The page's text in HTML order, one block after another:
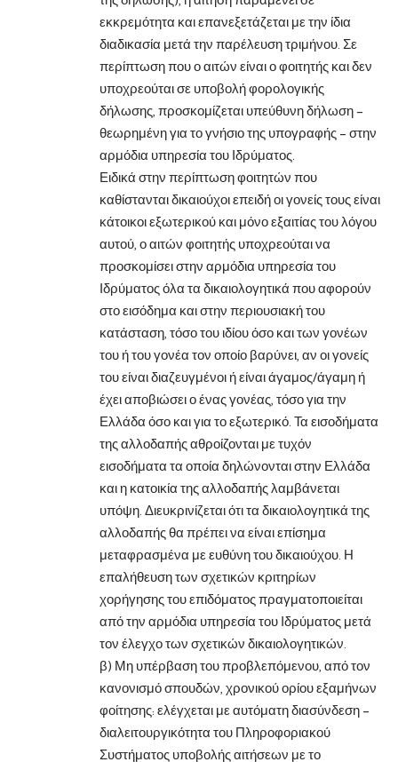
εκκρεμότητα και επανεξετάζεται με την ίδια
διαδικασία μετά την παρέλευση τριμήνου. Σε
περίπτωση που ο αιτών είναι ο φοιτητής και δεν
υποχρεούται σε υποβολή φορολογικής
δήλωσης, προσκομίζεται υπεύθυνη δήλωση –
θεωρημένη για το γνήσιο της υπογραφής – στην
αρμόδια υπηρεσία του Ιδρύματος.
Ειδικά στην περίπτωση φοιτητών που
καθίστανται δικαιούχοι επειδή οι γονείς τους είναι
κάτοικοι εξωτερικού και μόνο εξαιτίας του λόγου
αυτού, ο αιτών φοιτητής υποχρεούται να
προσκομίσει στην αρμόδια υπηρεσία του
Ιδρύματος όλα τα δικαιολογητικά που αφορούν
στο εισόδημα και στην περιουσιακή του
κατάσταση, τόσο του ιδίου όσο και των γονέων
του ή του γονέα τον οποίο βαρύνει, αν οι γονείς
του είναι διαζευγμένοι ή είναι άγαμος/άγαμη ή
έχει αποβιώσει ο ένας γονέας, τόσο για την
Ελλάδα όσο και για το εξωτερικό. Τα εισοδήματα
της αλλοδαπής αθροίζονται με τυχόν
εισοδήματα τα οποία δηλώνονται στην Ελλάδα
και η κατοικία της αλλοδαπής λαμβάνεται
υπόψη. Διευκρινίζεται ότι τα δικαιολογητικά της
αλλοδαπής θα πρέπει να είναι επίσημα
μεταφρασμένα με ευθύνη του δικαιούχου. Η
επαλήθευση των σχετικών κριτηρίων
χορήγησης του επιδόματος πραγματοποιείται
από την αρμόδια υπηρεσία του Ιδρύματος μετά
τον έλεγχο των σχετικών δικαιολογητικών.
β) Μη υπέρβαση του προβλεπόμενου, από τον
κανονισμό σπουδών, χρονικού ορίου εξαμήνων
φοίτησης: ελέγχεται με αυτόματη διασύνδεση –
διαλειτουργικότητα του Πληροφοριακού
Συστήματος υποβολής αιτήσεων με το